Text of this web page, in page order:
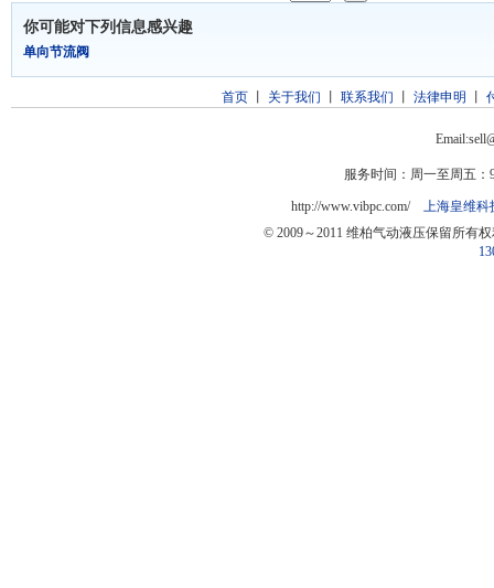
你可能对下列信息感兴趣
单向节流阀
首页丨 关于我们 联系我们 法律申明
服务时间：周一至周五：
http://www.vibpc.com/ 上海皇维科
© 2009～2011 维柏气动液压保留所有